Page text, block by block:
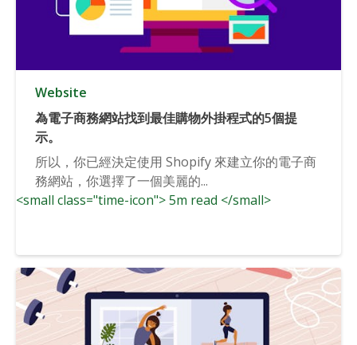
Website
為電子商務網站找到最佳購物外掛程式的5個提
示。
所以，你已經決定使用 Shopify 來建立你的電子商
務網站，你選擇了一個美麗的...
<small class="time-icon"> 5m read </small>